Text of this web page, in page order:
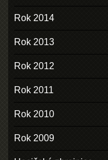
Rok 2014
Rok 2013
Rok 2012
Rok 2011
Rok 2010
Rok 2009